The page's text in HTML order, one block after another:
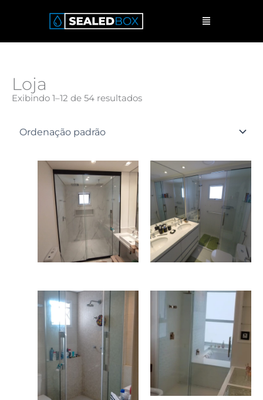
Menu
Loja
Exibindo 1–12 de 54 resultados